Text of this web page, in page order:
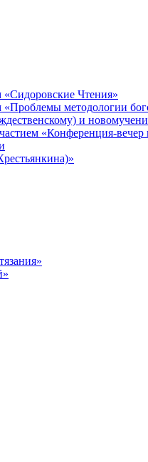
«Сидоровские Чтения»
методологии
и
«Конференция-